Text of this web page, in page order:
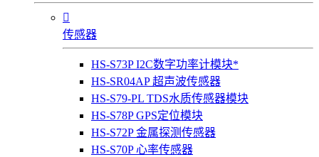

传感器
HS-S73P I2C数字功率计模块*
HS-SR04AP 超声波传感器
HS-S79-PL TDS水质传感器模块
HS-S78P GPS定位模块
HS-S72P 金属探测传感器
HS-S70P 心率传感器